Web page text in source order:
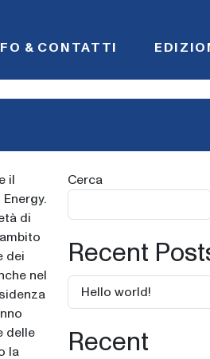
& CONTATTI
il
di
dei
nel
delle
la
Cerca
Recent
Hello world!
Recent